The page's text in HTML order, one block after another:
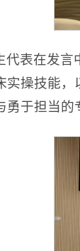
代表在发
实操技能
于担当的